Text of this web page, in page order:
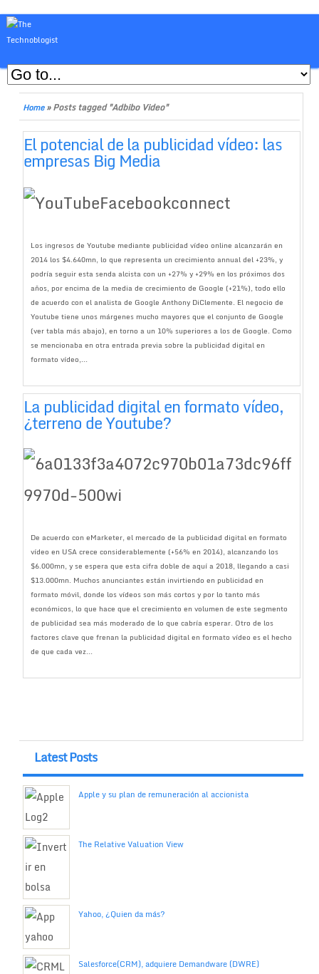
Home»Posts tagged "Adbibo Video"
El potencial de la publicidad vídeo: las
empresas Big Media
Los ingresos de Youtube mediante publicidad vídeo online alcanzarán en
2014 los $4.640mn, lo que representa un crecimiento annual del +23%, y
podría seguir esta senda alcista con un +27% y +29% en los próximos dos
años, por encima de la media de crecimiento de Google (+21%), todo ello
de acuerdo con el analista de Google Anthony DiClemente. El negocio de
Youtube tiene unos márgenes mucho mayores que el conjunto de Google
(ver tabla más abajo), en torno a un 10% superiores a los de Google. Como
se mencionaba en otra entrada previa sobre la publicidad digital en
formato vídeo,...
La publicidad digital en formato vídeo,
¿terreno de Youtube?
De acuerdo con eMarketer, el mercado de la publicidad digital en formato
vídeo en USA crece considerablemente (+56% en 2014), alcanzando los
$6.000mn, y se espera que esta cifra doble de aquí a 2018, llegando a casi
$13.000mn. Muchos anunciantes están invirtiendo en publicidad en
formato móvil, donde los vídeos son más cortos y por lo tanto más
económicos, lo que hace que el crecimiento en volumen de este segmento
de publicidad sea más moderado de lo que cabría esperar. Otro de los
factores clave que frenan la publicidad digital en formato vídeo es el hecho
de que cada vez...
Latest Posts
Apple y su plan de remuneración al accionista
The Relative Valuation View
Yahoo, ¿Quien da más?
Salesforce(CRM), adquiere Demandware (DWRE)